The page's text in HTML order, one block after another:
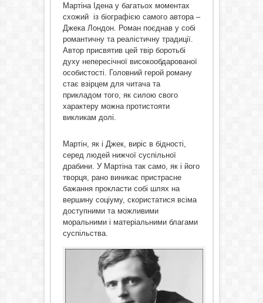
Мартіна Ідена у багатьох моментах
схожий із біографією самого автора –
Джека Лондон. Роман поєднав у собі
романтичну та реалістичну традиції.
Автор присвятив цей твір боротьбі
духу непересічної високообдарованої
особистості. Головний герой роману
стає взірцем для читача та
прикладом того, як силою свого
характеру можна протистояти
викликам долі.
Мартін, як і Джек, виріс в бідності,
серед людей нижчої суспільної
драбини. У Мартіна так само, як і його
творця, рано виникає пристрасне
бажання прокласти собі шлях на
вершину соціуму, скористатися всіма
доступними та можливими
моральними і матеріальними благами
суспільства.